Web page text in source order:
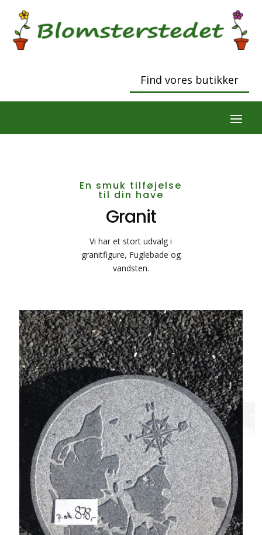
Find vores butikker
En smuk tilføjelse
til din have
Granit
Vi har et stort udvalg i
granitfigure, Fuglebade og
vandsten.